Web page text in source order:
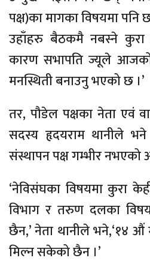
पक्ष)का मागका विषयमा
उहाँहरु बैठकमै नबस्ने कुरा
कारण सभापति ज्यूले
मनस्थिती बनाउनु भएको छ ।’
तर, पौडेल पक्षका नेता एवं
सदस्य हृदयराम थानीले
संस्थापन पक्ष गम्भीर नभएको
‘नेविसंघका विषयमा कुरा
विभाग र तरुण दलका
छैन,’ नेता थानीले भने,‘१४ औं
मिल्न सकेको छैन ।’